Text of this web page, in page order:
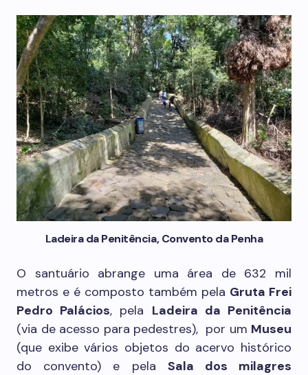
Ladeira da Penitência, Convento da Penha
O santuário abrange uma área de 632 mil
metros e é composto também pela Gruta Frei
Pedro Palácios, pela Ladeira da Penitência
(via de acesso para pedestres), por um Museu
(que exibe vários objetos do acervo histórico
do convento) e pela Sala dos milagres